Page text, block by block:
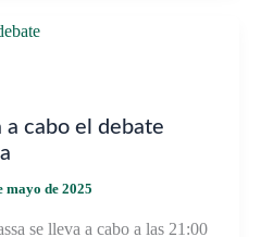
a cabo el debate
mayo de 2025
se lleva a cabo a las 21:00